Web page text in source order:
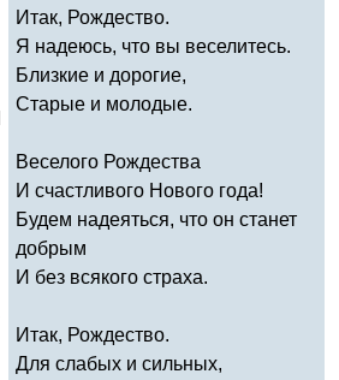
Итак, Рождество.
Я надеюсь, что вы веселитесь.
Близкие и дорогие,
Старые и молодые.
Веселого Рождества
И счастливого Нового года!
Будем надеяться, что он станет
добрым
И без всякого страха.
Итак, Рождество.
Для слабых и сильных,